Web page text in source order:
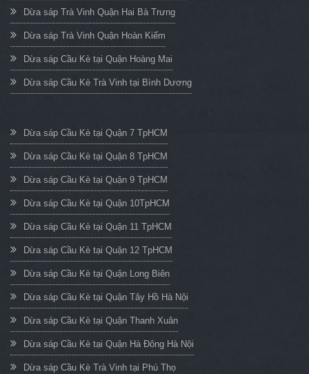
Dừa sáp Trà Vinh Quận Hai Bà Trưng
Dừa sáp Trà Vinh Quận Hoàn Kiếm
Dừa sáp Cầu Kè tại Quận Hoàng Mai
Dừa sáp Cầu Kè Trà Vinh tại Bình Dương
Dừa sáp Cầu Kè tại Quận 7 TpHCM
Dừa sáp Cầu Kè tại Quận 8 TpHCM
Dừa sáp Cầu Kè tại Quận 9 TpHCM
Dừa sáp Cầu Kè tại Quận 10TpHCM
Dừa sáp Cầu Kè tại Quận 11 TpHCM
Dừa sáp Cầu Kè tại Quận 12 TpHCM
Dừa sáp Cầu Kè tại Quận Long Biên
Dừa sáp Cầu Kè tại Quận Tây Hồ Hà Nội
Dừa sáp Cầu Kè tại Quận Thanh Xuân
Dừa sáp Cầu Kè tại Quận Hà Đông Hà Nội
Dừa sáp Cầu Kè Trà Vinh tại Phú Thọ